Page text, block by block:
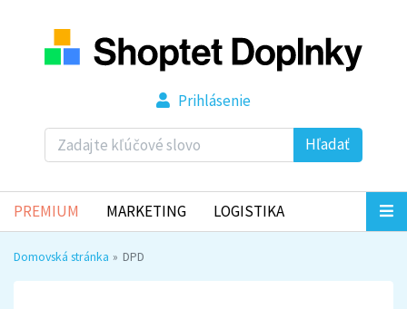
Hľadať
Prihlásenie
PREMIUM MARKETING LOGISTIKA
Domovská stránka DPD